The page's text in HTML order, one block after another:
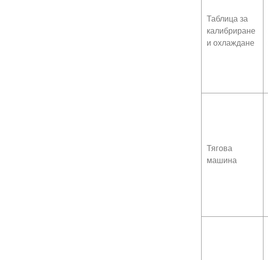
Таблица за
калибриране
и охлаждане
Тягова
машина